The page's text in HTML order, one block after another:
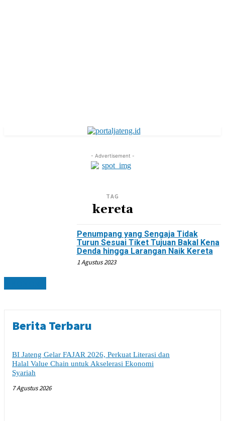
- Advertisement -
TAG
kereta
Penumpang yang Sengaja Tidak
Turun Sesuai Tiket Tujuan Bakal Kena
Denda hingga Larangan Naik Kereta
1 Agustus 2023
Berita Terbaru
BI Jateng Gelar FAJAR 2026, Perkuat Literasi dan
Halal Value Chain untuk Akselerasi Ekonomi
Syariah
7 Agustus 2026